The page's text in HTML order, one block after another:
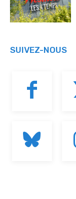
SUIVEZ-NOUS